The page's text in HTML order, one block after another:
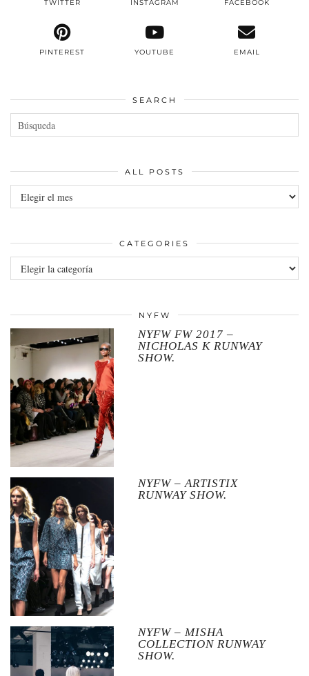
TWITTER INSTAGRAM FACEBOOK
PINTEREST YOUTUBE EMAIL
SEARCH
ALL POSTS
All
posts
CATEGORIES
Categories
NYFW
NYFW FW 2017 –
NICHOLAS K RUNWAY
SHOW.
NYFW – ARTISTIX
RUNWAY SHOW.
NYFW – MISHA
COLLECTION RUNWAY
SHOW.